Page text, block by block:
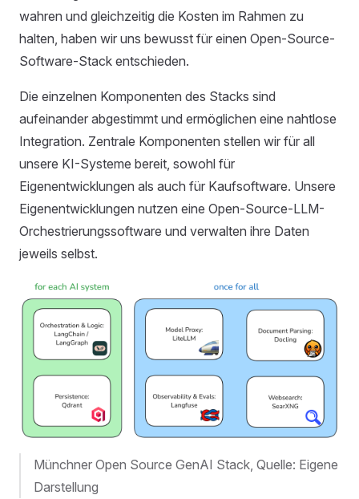
wahren und gleichzeitig die Kosten im Rahmen zu
halten, haben wir uns bewusst für einen Open-Source-
Software-Stack entschieden.
Die einzelnen Komponenten des Stacks sind
aufeinander abgestimmt und ermöglichen eine nahtlose
Integration. Zentrale Komponenten stellen wir für all
unsere KI-Systeme bereit, sowohl für
Eigenentwicklungen als auch für Kaufsoftware. Unsere
Eigenentwicklungen nutzen eine Open-Source-LLM-
Orchestrierungssoftware und verwalten ihre Daten
jeweils selbst.
Münchner Open Source GenAI Stack, Quelle: Eigene
Darstellung